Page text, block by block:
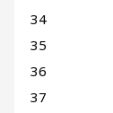
34
35
36
37